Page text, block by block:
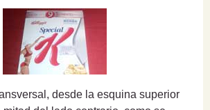
desde la esquina superior